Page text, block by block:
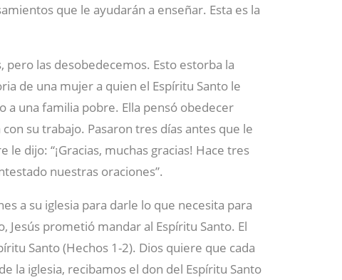
que le ayudarán a enseñar. Esta es la
pero las desobedecemos. Esto estorba la
de una mujer a quien el Espíritu Santo le
a una familia pobre. Ella pensó obedecer
su trabajo. Pasaron tres días antes que le
dijo: “¡Gracias, muchas gracias! Hace tres
nuestras oraciones”.
a su iglesia para darle lo que necesita para
Jesús prometió mandar al Espíritu Santo. El
Santo (Hechos 1-2). Dios quiere que cada
la iglesia, recibamos el don del Espíritu Santo